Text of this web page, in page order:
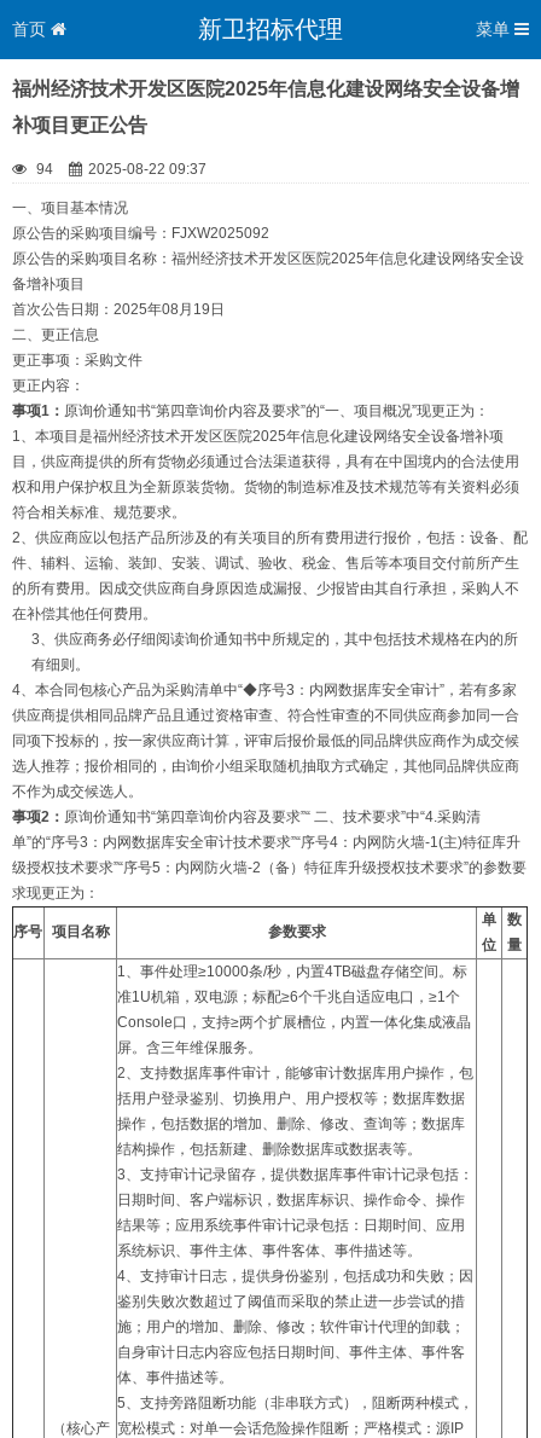
首页 新卫招标代理 菜单
福州经济技术开发区医院2025年信息化建设网络安全设备增
补项目更正公告
94 2025-08-22 09:37
一、项目基本情况
原公告的采购项目编号：FJXW2025092
原公告的采购项目名称：福州经济技术开发区医院2025年信息化建设网络安全设
备增补项目
首次公告日期：2025年08月19日
二、更正信息
更正事项：采购文件
更正内容：
事项1 ： 原询价通知书“第四章询价内容及要求”的“一、项目概况”现更正为：
1、本项目是福州经济技术开发区医院2025年信息化建设网络安全设备增补项
目，供应商提供的所有货物必须通过合法渠道获得，具有在中国境内的合法使用
权和用户保护权且为全新原装货物。货物的制造标准及技术规范等有关资料必须
符合相关标准、规范要求。
2、供应商应以包括产品所涉及的有关项目的所有费用进行报价，包括：设备、配
件、辅料、运输、装卸、安装、调试、验收、税金、售后等本项目交付前所产生
的所有费用。因成交供应商自身原因造成漏报、少报皆由其自行承担，采购人不
在补偿其他任何费用。
3、供应商务必仔细阅读询价通知书中所规定的，其中包括技术规格在内的所
有细则。
4、本合同包核心产品为采购清单中“◆序号3：内网数据库安全审计”，若有多家
供应商提供相同品牌产品且通过资格审查、符合性审查的不同供应商参加同一合
同项下投标的，按一家供应商计算，评审后报价最低的同品牌供应商作为成交候
选人推荐；报价相同的，由询价小组采取随机抽取方式确定，其他同品牌供应商
不作为成交候选人。
事项2 ： 原询价通知书“第四章询价内容及要求”“ 二、技术要求”中“4.采购清
单”的“序号3：内网数据库安全审计技术要求”“序号4：内网防火墙-1(主)特征库升
级授权技术要求”“序号5：内网防火墙-2（备）特征库升级授权技术要求”的参数要
求现更正为：
序号 项目名称 参数要求
单
位
数
量
（核心产
1、事件处理≥10000条/秒，内置4TB磁盘存储空间。标
准1U机箱，双电源；标配≥6个千兆自适应电口，≥1个
Console口，支持≥两个扩展槽位，内置一体化集成液晶
屏。含三年维保服务。
2、支持数据库事件审计，能够审计数据库用户操作，包
括用户登录鉴别、切换用户、用户授权等；数据库数据
操作，包括数据的增加、删除、修改、查询等；数据库
结构操作，包括新建、删除数据库或数据表等。
3、支持审计记录留存，提供数据库事件审计记录包括：
日期时间、客户端标识，数据库标识、操作命令、操作
结果等；应用系统事件审计记录包括：日期时间、应用
系统标识、事件主体、事件客体、事件描述等。
4、支持审计日志，提供身份鉴别，包括成功和失败；因
鉴别失败次数超过了阈值而采取的禁止进一步尝试的措
施；用户的增加、删除、修改；软件审计代理的卸载；
自身审计日志内容应包括日期时间、事件主体、事件客
体、事件描述等。
5、支持旁路阻断功能（非串联方式），阻断两种模式，
宽松模式：对单一会话危险操作阻断；严格模式：源IP